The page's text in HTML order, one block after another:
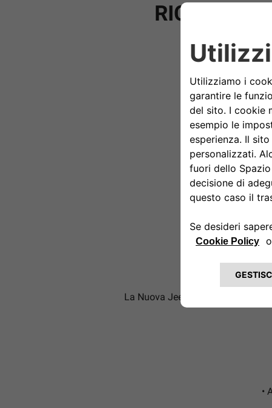
RICARICA
La Nuova Jeep
Compass e-
•